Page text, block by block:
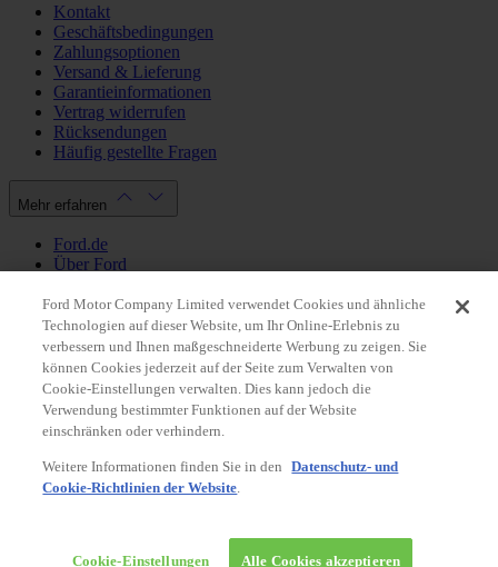
Kontakt
Geschäftsbedingungen
Zahlungsoptionen
Versand & Lieferung
Garantieinformationen
Vertrag widerrufen
Rücksendungen
Häufig gestellte Fragen
Mehr erfahren
Ford.de
Über Ford
Datenschutzbestimmungen
Impressum
Mein Konto
Login / Registrierung
Meine Bestellungen
Land ändern
Ford Motor Company Limited verwendet Cookies und ähnliche
Technologien auf dieser Website, um Ihr Online-Erlebnis zu
verbessern und Ihnen maßgeschneiderte Werbung zu zeigen. Sie
können Cookies jederzeit auf der Seite zum Verwalten von
Cookie-Einstellungen verwalten. Dies kann jedoch die
Verwendung bestimmter Funktionen auf der Website
einschränken oder verhindern.
Weitere Informationen finden Sie in den
Datenschutz- und
Cookie-Richtlinien der Website.
Cookie-Einstellungen Alle Cookies akzeptieren